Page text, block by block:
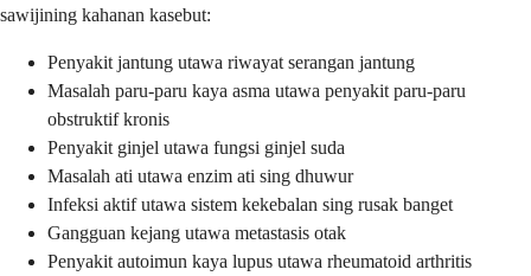
sawijining kahanan kasebut:
Penyakit jantung utawa riwayat serangan jantung
Masalah paru-paru kaya asma utawa penyakit paru-paru
obstruktif kronis
Penyakit ginjel utawa fungsi ginjel suda
Masalah ati utawa enzim ati sing dhuwur
Infeksi aktif utawa sistem kekebalan sing rusak banget
Gangguan kejang utawa metastasis otak
Penyakit autoimun kaya lupus utawa rheumatoid arthritis